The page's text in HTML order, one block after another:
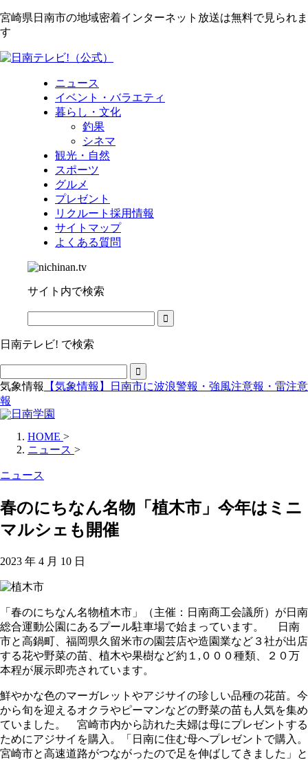
宮崎県日南市の地域密着インターネット放送は無料で見られま
す
ニュース
イベント・バラエティ
暮らし・文化
釣果
シネマ
観光・自然
スポーツ
グルメ
プレゼント
リクルート採用情報
サイトマップ
よくある質問
サイト内で検索
日南テレビ! で検索
気象情報
【気象情報】日南市に波浪警報・強風注意報・雷注意
報
HOME >
ニュース >
ニュース
春のにちなん名物「植木市」今年はミニ
マルシェも開催
2023 年 4 月 10 日
「春のにちなん名物植木市」（主催：日南商工会議所）が日南
総合運動公園にあるプール駐車場で始まっています。 日南
市と高鍋町、福岡県久留米市の園芸店や造園業など３社が出店
する花や野菜の苗、植木や果樹など約１,０００種類、２０万
本程が展示即売されています。
鮮やかな色のマーガレットやアジサイの珍しい品種の花苗。今
から旬を迎えるオクラやピーマンなどの野菜の苗も人気を集め
ていました。 宮崎市内から訪れた夫婦は母にプレゼントする
ためにアジサイを購入。「日南に住む母へプレゼントで購入。
宮崎市と高速道路がつながったので足を伸ばしてきました」と